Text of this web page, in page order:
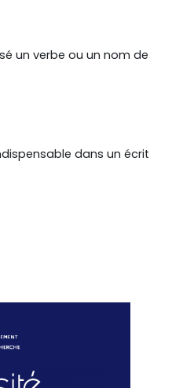
un verbe ou un nom de
dans un écrit